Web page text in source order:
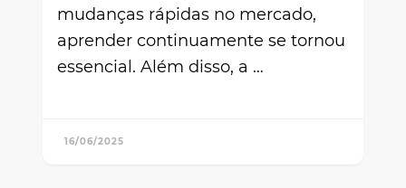
mudanças rápidas no mercado,
aprender continuamente se tornou
essencial. Além disso, a …
16/06/2025